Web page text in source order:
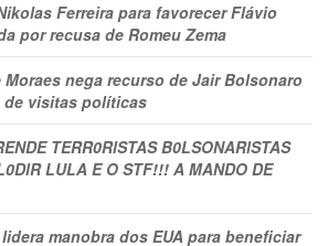
Ferreira para favorecer Flávio
por recusa de Romeu Zema
Moraes nega recurso de Jair Bolsonaro
de visitas políticas
TERR0RlSTAS B0LSONARlSTAS
LULA E O STF!!! A MANDO DE
manobra dos EUA para beneficiar